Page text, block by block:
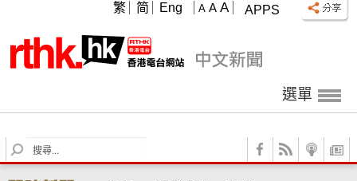
APPS
A A A
繁 简 Eng
選單
S
e